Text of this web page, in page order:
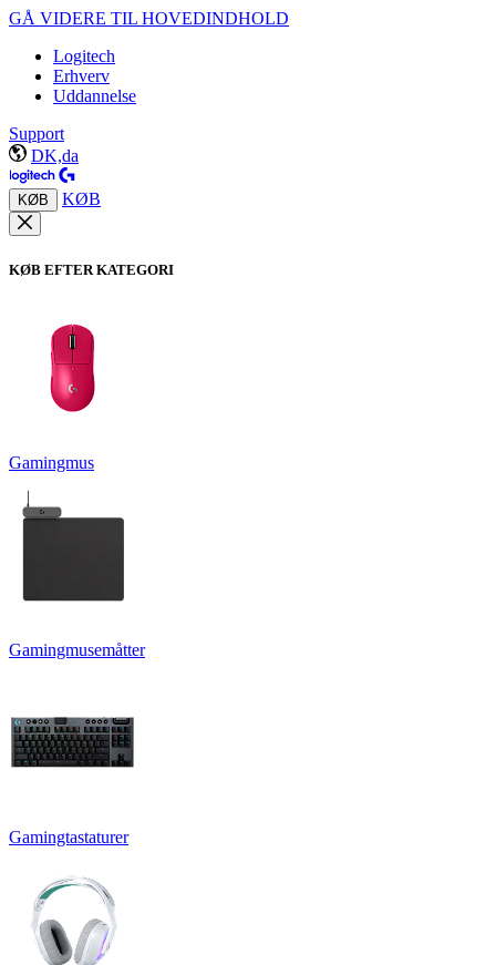
GÅ VIDERE TIL HOVEDINDHOLD
Logitech
Erhverv
Uddannelse
Support
DK,da
KØB KØB
KØB EFTER KATEGORI
Gamingmus
Gamingmusemåtter
Gamingtastaturer